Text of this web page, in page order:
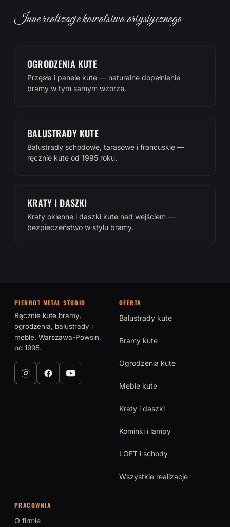
Inne realizacje kowalstwa artystycznego
OGRODZENIA KUTE
Przęsła i panele kute — naturalne dopełnienie
bramy w tym samym wzorze.
BALUSTRADY KUTE
Balustrady schodowe, tarasowe i francuskie —
ręcznie kute od 1995 roku.
KRATY I DASZKI
Kraty okienne i daszki kute nad wejściem —
bezpieczeństwo w stylu bramy.
PIERROT METAL STUDIO
Ręcznie kute bramy,
ogrodzenia, balustrady i
meble. Warszawa-Powsin,
od 1995.
OFERTA
Balustrady kute
Bramy kute
Ogrodzenia kute
Meble kute
Kraty i daszki
Kominki i lampy
LOFT i schody
Wszystkie realizacje
PRACOWNIA
O firmie